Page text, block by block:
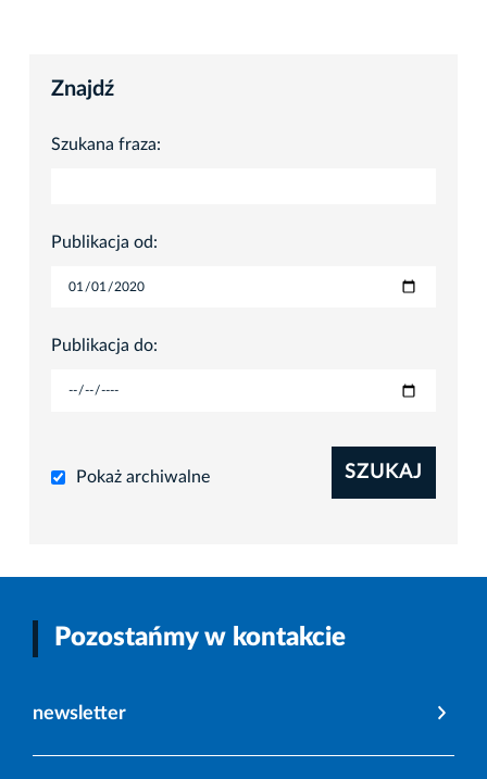
Znajdź
Szukana fraza:
Publikacja od:
Publikacja do:
Pokaż archiwalne SZUKAJ
Pozostańmy w kontakcie
newsletter